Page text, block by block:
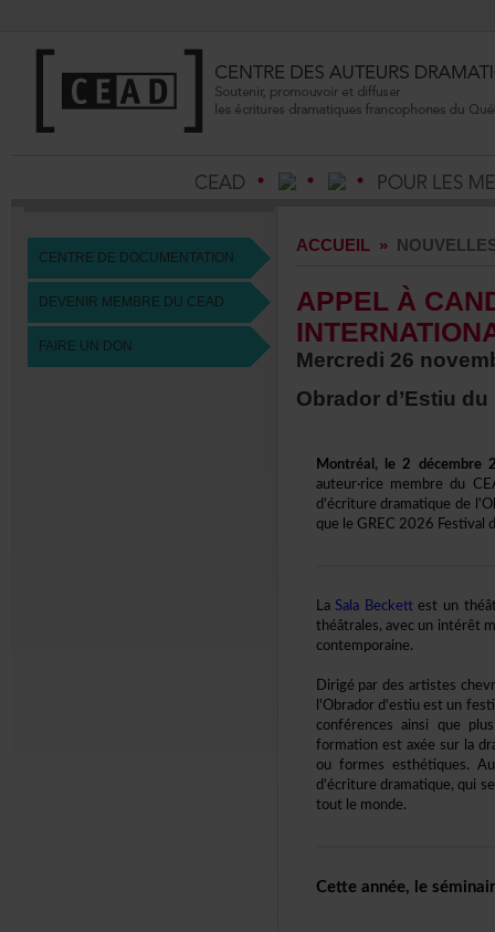
CENTREDEDOCUMENTATION
DEVENIRMEMBREDUCEAD
FAIREUNDON
ACCUEIL»
La SalaBeckett
contemporaine.
toutlemonde.